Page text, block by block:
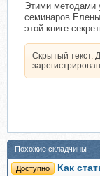
Этими методами
семинаров
этой книге
Скрытый текст.
Похожие складчины
Доступно
Как